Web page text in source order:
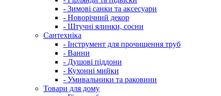
- Зимові санки та аксесуари
- Новорічний декор
- Штучні ялинки, сосни
Сантехніка
- Інструмент для прочищення труб
- Ванни
- Душові піддони
- Кухонні мийки
- Умивальники та раковини
Товари для дому